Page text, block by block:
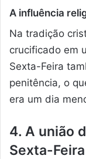
A influência
Na tradição
crucificado em
Sexta-Feira
penitência, o
era um dia
4. A união
Sexta-Feira